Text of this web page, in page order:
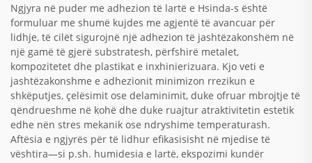
Ngjyra në puder me adhezion të lartë e Hsinda-s është
formuluar me shumë kujdes me agjentë të avancuar për
lidhje, të cilët sigurojnë një adhezion të jashtëzakonshëm në
një gamë të gjerë substratesh, përfshirë metalet,
kompozitetet dhe plastikat e inxhinierizuara. Kjo veti e
jashtëzakonshme e adhezionit minimizon rrezikun e
shkëputjes, çelësimit ose delaminimit, duke ofruar mbrojtje të
qëndrueshme në kohë dhe duke ruajtur atraktivitetin estetik
edhe nën stres mekanik ose ndryshime temperaturash.
Aftësia e ngjyrës për të lidhur efikasisisht në mjedise të
vështira—si p.sh. humidesia e lartë, ekspozimi kundër